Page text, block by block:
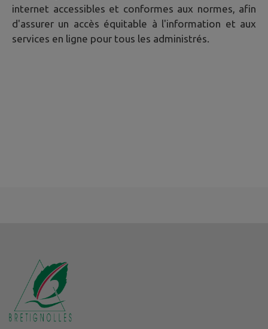
internet accessibles et conformes aux normes, afin
d'assurer un accès équitable à l'information et aux
services en ligne pour tous les administrés.